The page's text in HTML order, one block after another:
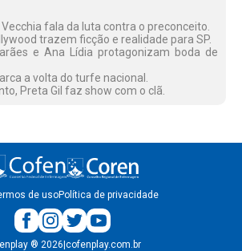
fala da luta contra o preconceito.
trazem ficção e realidade para SP.
e Ana Lídia protagonizam boda de
a volta do turfe nacional.
Preta Gil faz show com o clã.
de usoPolítica de privacidade
® 2026 cofenplay.com.br